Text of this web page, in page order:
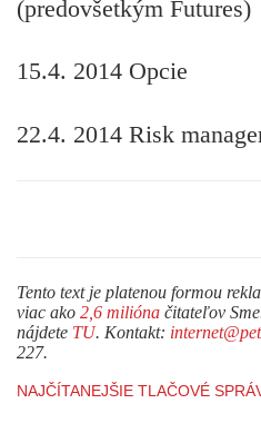
(predovšetkým Futures)
15.4. 2014 Opcie
22.4. 2014 Risk
Tento text je platenou formou
viac ako 2,6 milióna čitateľov
nájdete TU. Kontakt:
227.
NAJČÍTANEJŠIE TLAČOVÉ